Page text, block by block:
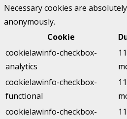
Necessary cookies are
anonymously.
Cookie
cookielawinfo-checkbox-
analytics
11
cookielawinfo-checkbox-
functional
11
cookielawinfo-checkbox-
11